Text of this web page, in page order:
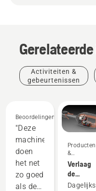
Activiteiten &
gebeurtenissen
Beoordelingen
"Deze
machines
doen
het net
zo goed
als de
Producten
&
Verlaag
de
Dagelijks